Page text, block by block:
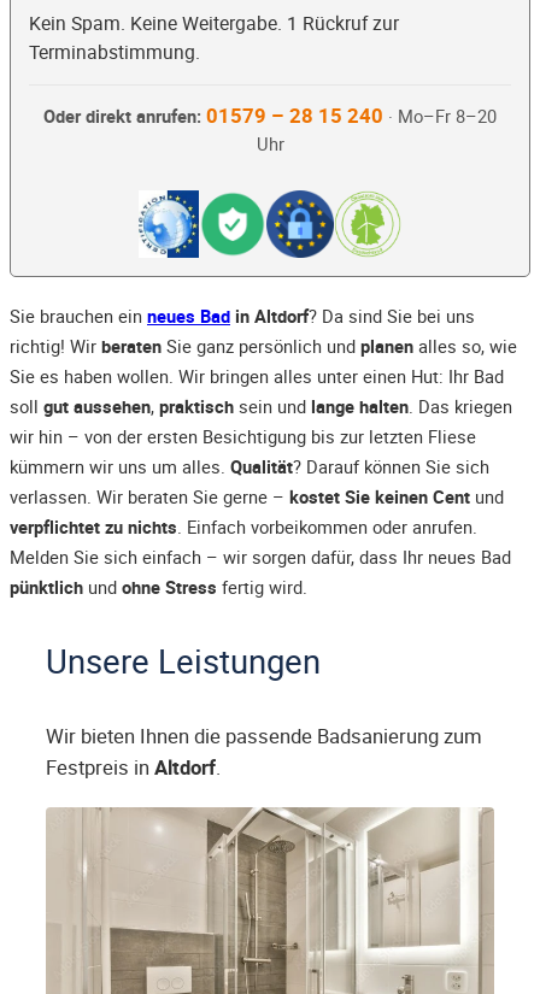
Kein Spam. Keine Weitergabe. 1 Rückruf zur
Terminabstimmung.
Oder direkt anrufen: 01579 – 28 15 240 · Mo–Fr 8–20
Uhr
Sie brauchen ein neues Bad in Altdorf? Da sind Sie bei uns
richtig! Wir beraten Sie ganz persönlich und planen alles so, wie
Sie es haben wollen. Wir bringen alles unter einen Hut: Ihr Bad
soll gut aussehen, praktisch sein und lange halten. Das kriegen
wir hin – von der ersten Besichtigung bis zur letzten Fliese
kümmern wir uns um alles. Qualität? Darauf können Sie sich
verlassen. Wir beraten Sie gerne – kostet Sie keinen Cent und
verpflichtet zu nichts. Einfach vorbeikommen oder anrufen.
Melden Sie sich einfach – wir sorgen dafür, dass Ihr neues Bad
pünktlich und ohne Stress fertig wird.
Unsere Leistungen
Wir bieten Ihnen die passende Badsanierung zum
Festpreis in Altdorf.